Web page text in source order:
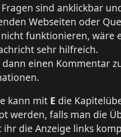
sind anklickbar
Webseiten oder
funktionieren, wäre
sehr hilfreich.
einen Kommentar
kann mit E die
werden, falls man die
die Anzeige links